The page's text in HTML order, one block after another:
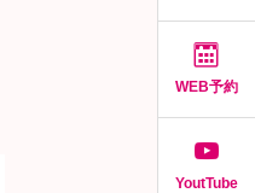
WEB予約
YoutTube